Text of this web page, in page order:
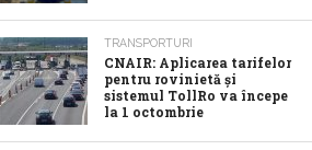
TRANSPORTURI
CNAIR: Aplicarea tarifelor
pentru rovinietă și
sistemul TollRo va începe
la 1 octombrie